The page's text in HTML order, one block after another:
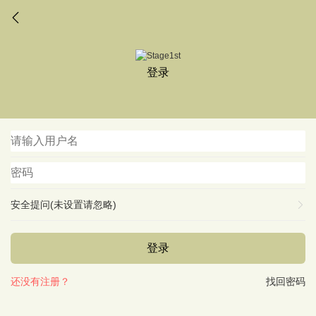
登录
安全提问(未设置请忽略)
登录
找回密码
还没有注册？